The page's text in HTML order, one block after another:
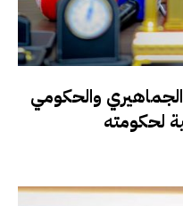
والحكومي
لحكومته